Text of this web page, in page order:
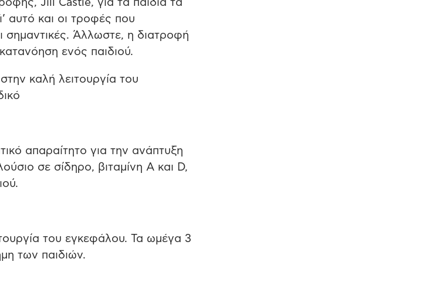
Jill Castle, για τα παιδιά τα
αυτό και οι τροφές που
σημαντικές. Άλλωστε, η διατροφή
ενός παιδιού.
καλή λειτουργία του
απαραίτητο για την ανάπτυξη
σε σίδηρο, βιταμίνη Α και D,
του εγκεφάλου. Τα ωμέγα 3
των παιδιών.